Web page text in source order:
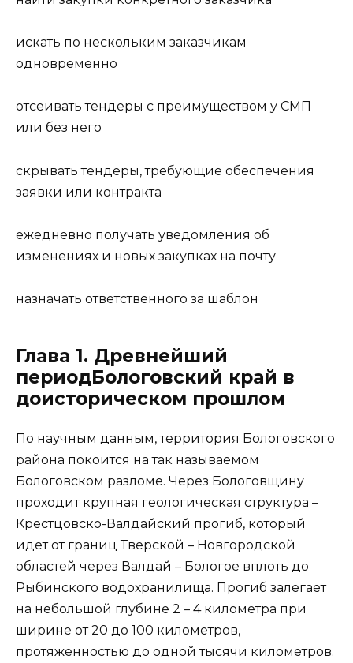
искать по нескольким заказчикам
одновременно
отсеивать тендеры с преимуществом у СМП
или без него
скрывать тендеры, требующие обеспечения
заявки или контракта
ежедневно получать уведомления об
изменениях и новых закупках на почту
назначать ответственного за шаблон
Глава 1. Древнейший
периодБологовский край в
доисторическом прошлом
По научным данным, территория Бологовского
района покоится на так называемом
Бологовском разломе. Через Бологовщину
проходит крупная геологическая структура –
Крестцовско-Валдайский прогиб, который
идет от границ Тверской – Новгородской
областей через Валдай – Бологое вплоть до
Рыбинского водохранилища. Прогиб залегает
на небольшой глубине 2 – 4 километра при
ширине от 20 до 100 километров,
протяженностью до одной тысячи километров.